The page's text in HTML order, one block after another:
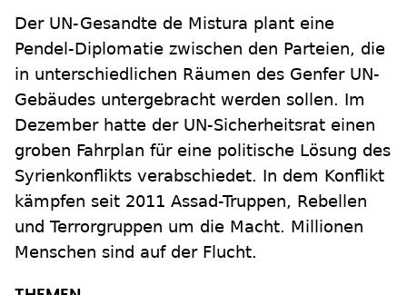
Der UN-Gesandte de Mistura plant eine
Pendel-Diplomatie zwischen den Parteien, die
in unterschiedlichen Räumen des Genfer UN-
Gebäudes untergebracht werden sollen. Im
Dezember hatte der UN-Sicherheitsrat einen
groben Fahrplan für eine politische Lösung des
Syrienkonflikts verabschiedet. In dem Konflikt
kämpfen seit 2011 Assad-Truppen, Rebellen
und Terrorgruppen um die Macht. Millionen
Menschen sind auf der Flucht.